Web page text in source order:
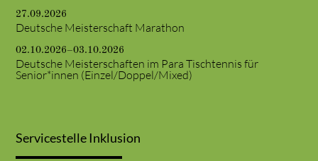
27.09.2026
Deutsche Meisterschaft Marathon
02.10.2026–03.10.2026
Deutsche Meisterschaften im Para Tischtennis für
Senior*innen (Einzel/Doppel/Mixed)
Servicestelle Inklusion